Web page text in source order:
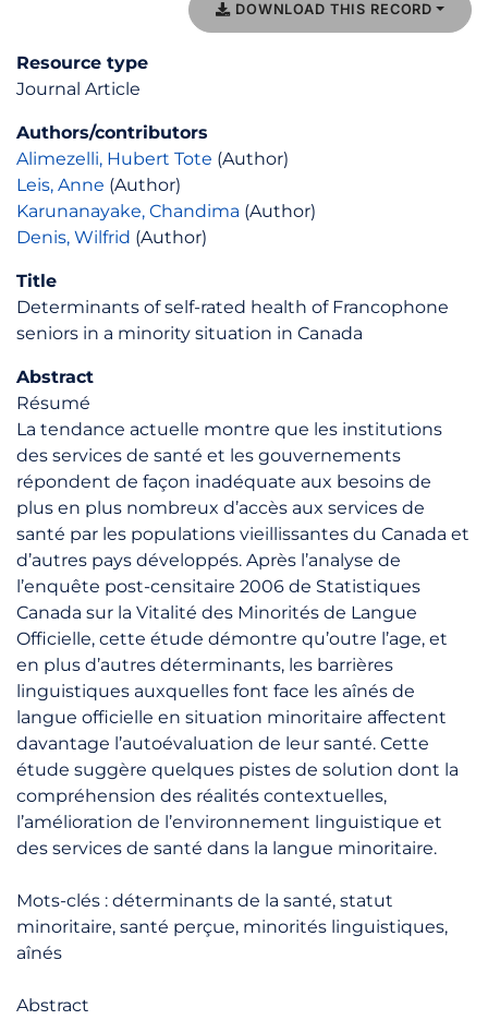
DOWNLOAD THIS RECORD
Resource type
Journal Article
Authors/contributors
Alimezelli, Hubert Tote (Author)
Leis, Anne (Author)
Karunanayake, Chandima (Author)
Denis, Wilfrid (Author)
Title
Determinants of self-rated health of Francophone
seniors in a minority situation in Canada
Abstract
Résumé
La tendance actuelle montre que les institutions
des services de santé et les gouvernements
répondent de façon inadéquate aux besoins de
plus en plus nombreux d’accès aux services de
santé par les populations vieillissantes du Canada et
d’autres pays développés. Après l’analyse de
l’enquête post-censitaire 2006 de Statistiques
Canada sur la Vitalité des Minorités de Langue
Officielle, cette étude démontre qu’outre l’age, et
en plus d’autres déterminants, les barrières
linguistiques auxquelles font face les aînés de
langue officielle en situation minoritaire affectent
davantage l’autoévaluation de leur santé. Cette
étude suggère quelques pistes de solution dont la
compréhension des réalités contextuelles,
l’amélioration de l’environnement linguistique et
des services de santé dans la langue minoritaire.
Mots-clés : déterminants de la santé, statut
minoritaire, santé perçue, minorités linguistiques,
aînés
Abstract